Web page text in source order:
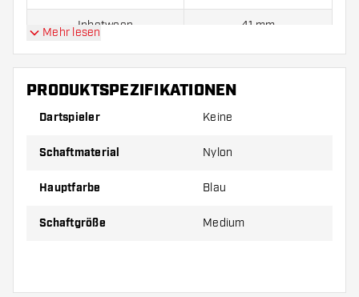
Inbetween 41 mm
Medium 48 mm
Preise gelten jeweils für ein Set (1 Set = 3 Stück).
Mehr lesen
PRODUKTSPEZIFIKATIONEN
Dartspieler Keine
Schaftmaterial Nylon
Hauptfarbe Blau
Schaftgröße Medium